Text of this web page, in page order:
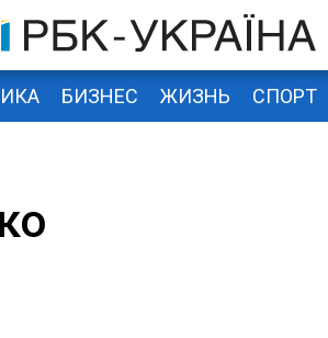
БИЗНЕС ЖИЗНЬ СПОРТ